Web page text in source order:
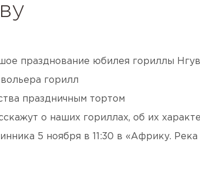
празднование юбилея гориллы
горилл
праздничным тортом
о наших гориллах, об их
5 ноября в 11:30 в «Африку.